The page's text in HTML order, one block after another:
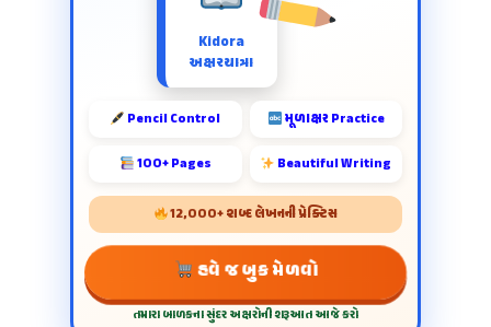
Kidora
અક્ષરયાત્રા
Pencil Control મૂળાક્ષર Practice
100+ Pages Beautiful Writing
12,000+ શબ્દ લેખનની પ્રેક્ટિસ
હવે જ બુક મેળવો
તમારા બાળકના સુંદર અક્ષરોની શરૂઆત આજે કરો